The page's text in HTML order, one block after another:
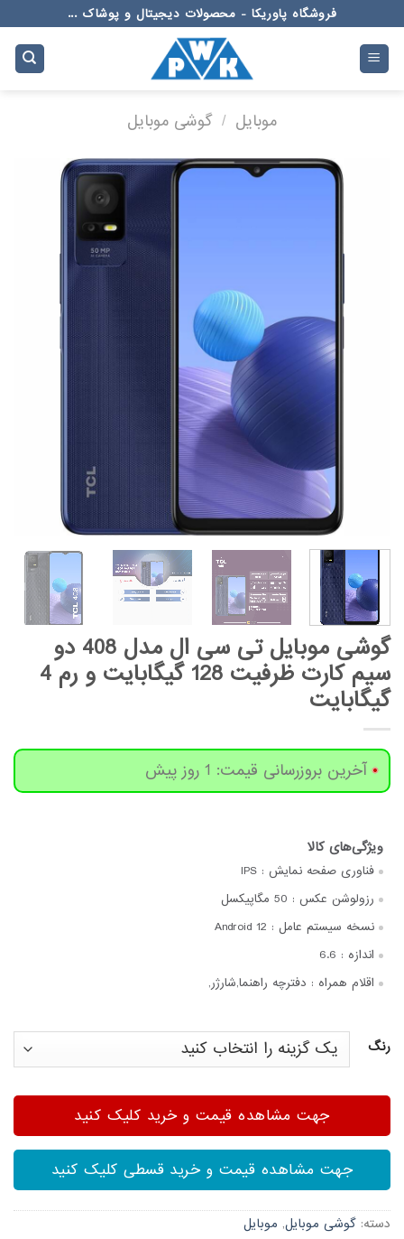
to
content
فروشگاه پاوریکا - محصولات دیجیتال و پوشاک ...
موبایل / گوشی موبایل
گوشی موبایل تی سی ال مدل 408 دو
سیم کارت ظرفیت 128 گیگابایت و رم 4
گیگابایت
آخرین بروزرسانی قیمت: 1 روز پیش
فناوری صفحه‌ نمایش : IPS
رزولوشن عکس : 50 مگاپیکسل
نسخه سیستم عامل : Android 12
اندازه : 6.6
اقلام همراه : دفترچه‌ راهنما,شارژر,
رنگ
جهت مشاهده قیمت و خرید کلیک کنید
جهت مشاهده قیمت و خرید قسطی کلیک کنید
دسته: گوشی موبایل, موبایل